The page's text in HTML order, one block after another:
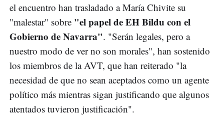
el encuentro han trasladado a María Chivite su
"malestar" sobre "el papel de EH Bildu con el
Gobierno de Navarra". "Serán legales, pero a
nuestro modo de ver no son morales", han sostenido
los miembros de la AVT, que han reiterado "la
necesidad de que no sean aceptados como un agente
político más mientras sigan justificando que algunos
atentados tuvieron justificación".